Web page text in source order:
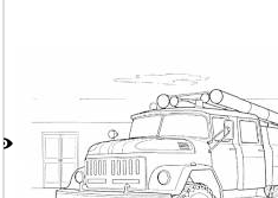
АВТОИНСПЕКЦИЯ"